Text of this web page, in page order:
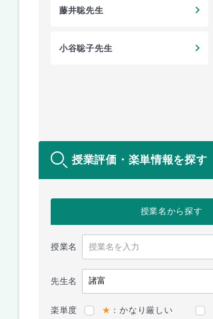
藤井聡先生
小谷聡子先生
授業評価・楽単情報を探す
授業名から探す
授業名
先生名
楽単度 ★ ：かなり厳しい